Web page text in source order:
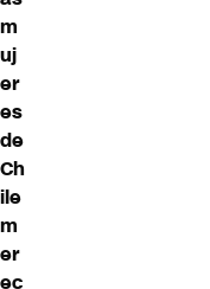
m
uj
er
es
de
Ch
ile
m
er
ec